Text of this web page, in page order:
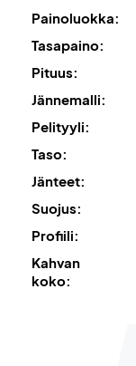
Painoluokka:
Tasapaino:
Pituus:
Jännemalli:
Pelityyli:
Taso:
Jänteet:
Suojus:
Profiili:
Kahvan
koko: